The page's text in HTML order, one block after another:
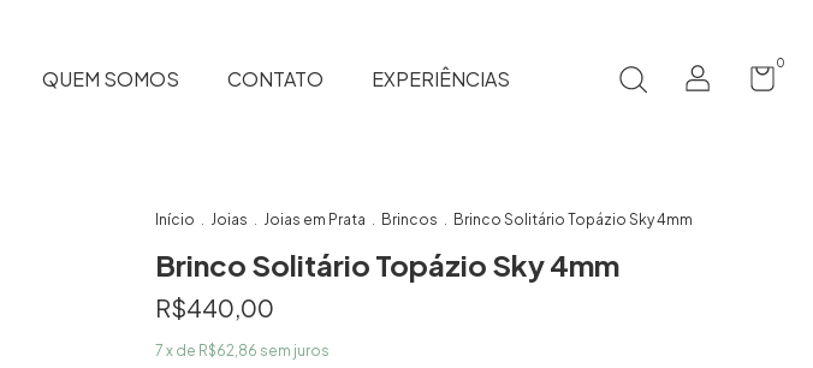
QUEM SOMOS CONTATO EXPERIÊNCIAS
0
Início Joias Joias em Prata Brincos Brinco Solitário Topázio Sky 4mm
Brinco Solitário Topázio Sky 4mm
R$440,00
7 x de R$62,86 sem juros